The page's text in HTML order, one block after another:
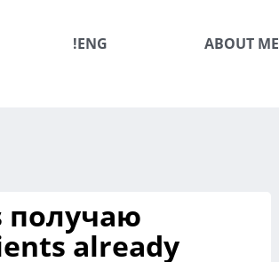
!ENG ABOUT ME
получаю
already